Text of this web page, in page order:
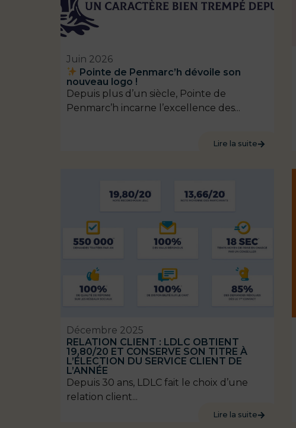
Pointe de Penmarc’h dévoile son
nouveau logo !
Juin 2026
Depuis plus d’un siècle, Pointe de
Penmarc’h incarne l’excellence des...
Lire la suite
RELATION CLIENT : LDLC OBTIENT
19,80/20 ET CONSERVE SON TITRE À
L’ÉLECTION DU SERVICE CLIENT DE
L’ANNÉE
Décembre 2025
Depuis 30 ans, LDLC fait le choix d’une
relation client...
Lire la suite